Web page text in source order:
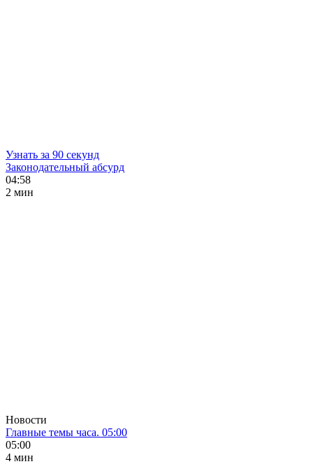
Узнать за 90 секунд
Законодательный абсурд
04:58
2 мин
Новости
Главные темы часа. 05:00
05:00
4 мин